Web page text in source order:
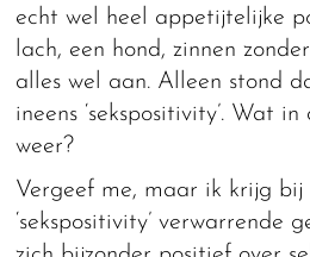
echt wel heel appetijtelijke
lach, een hond, zinnen
alles wel aan. Alleen stond
ineens ‘sekspositivity’. Wat
weer?
Vergeef me, maar ik krijg bij
‘sekspositivity’ verwarrende